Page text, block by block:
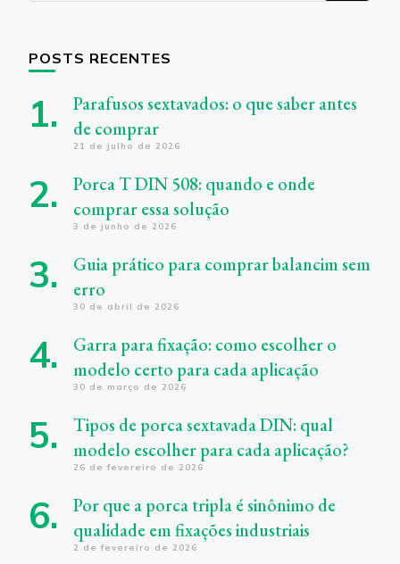
POSTS RECENTES
Parafusos sextavados: o que saber antes
de comprar
21 de julho de 2026
Porca T DIN 508: quando e onde
comprar essa solução
3 de junho de 2026
Guia prático para comprar balancim sem
erro
30 de abril de 2026
Garra para fixação: como escolher o
modelo certo para cada aplicação
30 de março de 2026
Tipos de porca sextavada DIN: qual
modelo escolher para cada aplicação?
26 de fevereiro de 2026
Por que a porca tripla é sinônimo de
qualidade em fixações industriais
2 de fevereiro de 2026